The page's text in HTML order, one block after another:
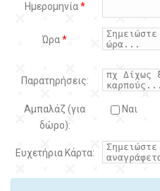
Ημερομηνία*
Ώρα*
Παρατηρήσεις:
Αμπαλάζ (για
δώρο):
Ναι
Ευχετήρια Κάρτα: